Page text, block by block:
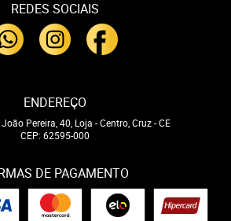
REDES SOCIAIS
ENDEREÇO
Pereira, 40, Loja -Centro, Cruz-CE
CEP: 62595-000
DE PAGAMENTO